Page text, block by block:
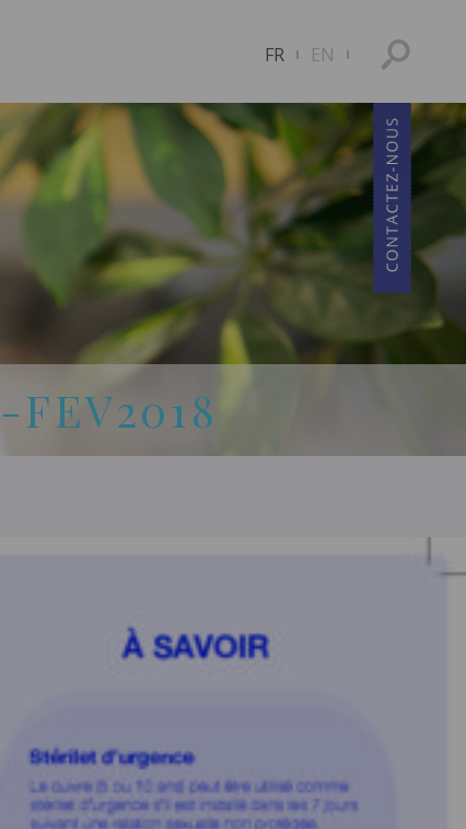
FR EN
FEV2018